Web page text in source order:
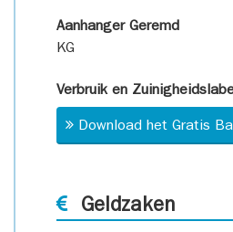
Aanhanger Geremd
KG
Verbruik en
Download het Gratis
Geldzaken